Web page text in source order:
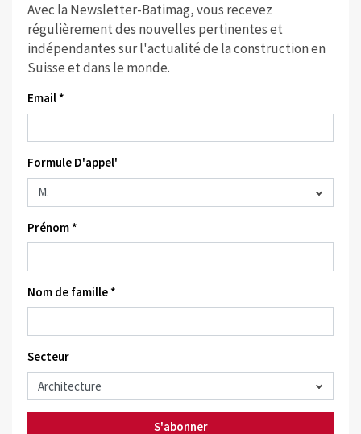
Avec la Newsletter-Batimag, vous recevez
régulièrement des nouvelles pertinentes et
indépendantes sur l'actualité de la construction en
Suisse et dans le monde.
Email *
Formule D'appel'
Prénom *
Nom de famille *
Secteur
S'abonner